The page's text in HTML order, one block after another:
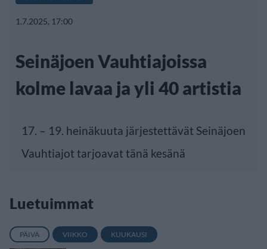
1.7.2025, 17:00
Seinäjoen Vauhtiajoissa
kolme lavaa ja yli 40 artistia
17. – 19. heinäkuuta järjestettävät Seinäjoen
Vauhtiajot tarjoavat tänä kesänä
Luetuimmat
PÄIVÄ VIIKKO KUUKAUSI